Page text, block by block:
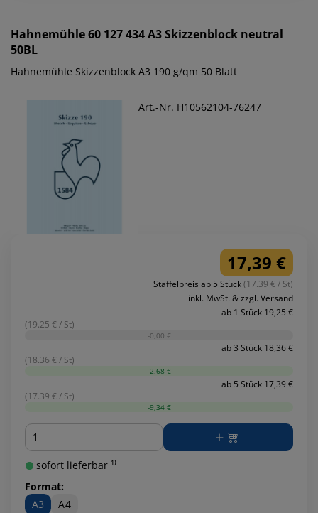
Hahnemühle60 127 434 A3 Skizzenblock neutral
50BL
Hahnemühle Skizzenblock A3 190 g/qm 50 Blatt
Art.-Nr. H10562104-76247
17,39 €
Staffelpreis ab 5 Stück(17.39 € / St)
inkl. MwSt. & zzgl. Versand
ab 1 Stück 19,25 €
(19.25 € / St)
-0,00 €
ab 3 Stück 18,36 €
(18.36 € / St)
-2,68 €
ab 5 Stück 17,39 €
(17.39 € / St)
-9,34 €
Menge
sofort lieferbar ¹⁾
Format:
A3
A4